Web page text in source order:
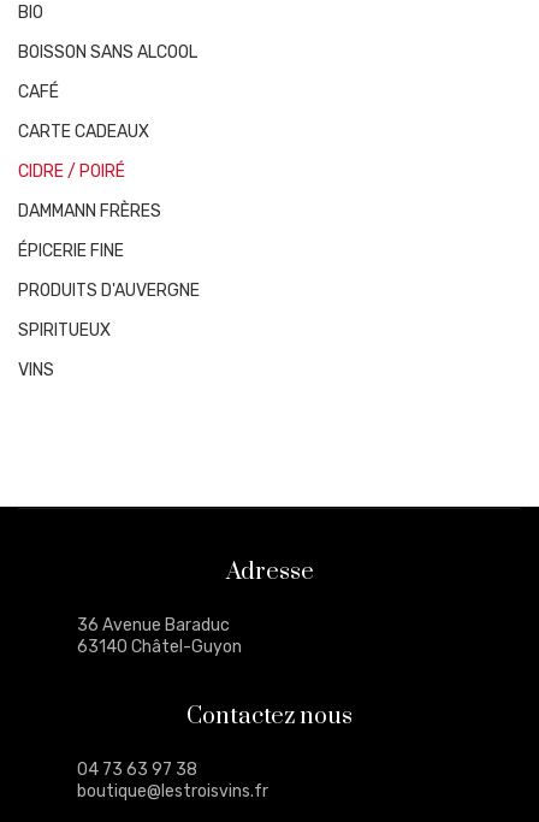
BIO
BOISSON SANS ALCOOL
CAFÉ
CARTE CADEAUX
CIDRE / POIRÉ
DAMMANN FRÈRES
ÉPICERIE FINE
PRODUITS D'AUVERGNE
SPIRITUEUX
VINS
Adresse
36 Avenue Baraduc
63140 Châtel-Guyon
Contactez nous
04 73 63 97 38
boutique@lestroisvins.fr